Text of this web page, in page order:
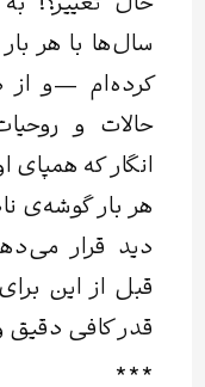
سال‌ها با هر
کرده‌ام —و از
حالات و
انگار که
هر بار گوشه‌ی
دید قرار
قبل از این
قدر کافی
***